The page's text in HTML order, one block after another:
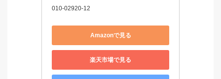
010-02920-12
Amazonで見る
楽天市場で見る